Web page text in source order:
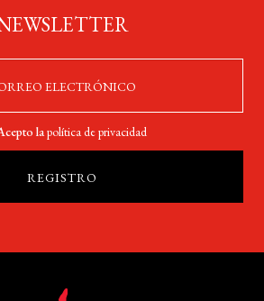
lapolítica de privacidad